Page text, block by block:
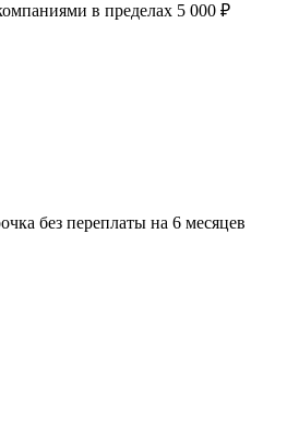
в пределах 5 000 ₽
без переплаты на 6 месяцев